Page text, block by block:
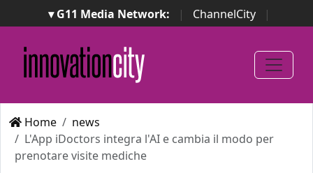
▾ G11 Media Network: | ChannelCity
|
ImpresaCity | SecurityOpenLab | Italian Channel
Awards
Italian Project Awards
Italian Security
Awards
Home
news
L'App iDoctors integra l'AI e cambia il modo per
prenotare visite mediche